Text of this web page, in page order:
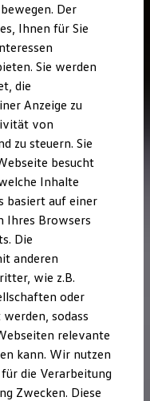
Produkte
Privatkunden
Gewerbekunden
Der
Ihnen für Sie
Sie werden
die
Anzeige zu
von
zu steuern. Sie
besucht
Inhalte
basiert auf einer
Ihres Browsers
Die
anderen
wie z.B.
oder
sodass
relevante
kann. Wir nutzen
die Verarbeitung
Zwecken. Diese